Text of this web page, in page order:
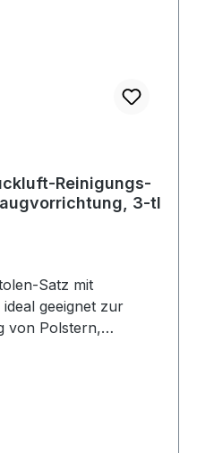
Reinigungs-
3-tl
Satz mit
geeignet zur
von Polstern,